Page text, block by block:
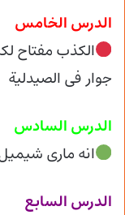
الدرس الخامس
جوار فی الصیدلیة
الدرس السادس
انه ماری
الدرس السابع